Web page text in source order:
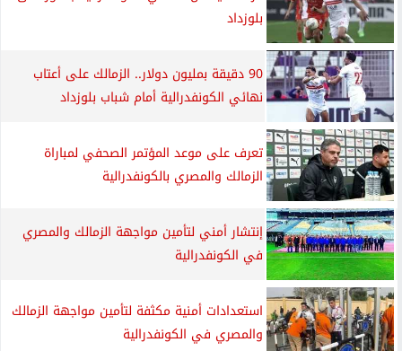
بلوزداد
90 دقيقة بمليون دولار.. الزمالك على أعتاب
نهائي الكونفدرالية أمام شباب بلوزداد
تعرف على موعد المؤتمر الصحفي لمباراة
الزمالك والمصري بالكونفدرالية
إنتشار أمني لتأمين مواجهة الزمالك والمصري
في الكونفدرالية
استعدادات أمنية مكثفة لتأمين مواجهة الزمالك
والمصري في الكونفدرالية